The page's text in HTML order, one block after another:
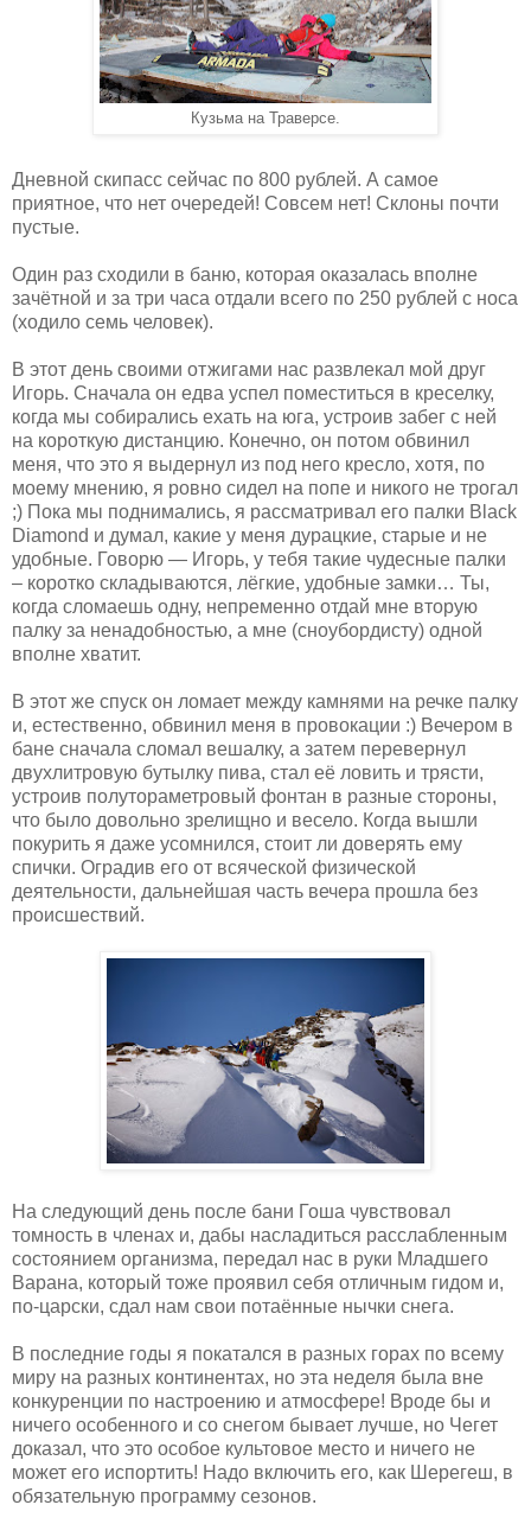
Кузьма на Траверсе.
Дневной скипасс сейчас по 800 рублей. А самое
приятное, что нет очередей! Совсем нет! Склоны почти
пустые.
Один раз сходили в баню, которая оказалась вполне
зачётной и за три часа отдали всего по 250 рублей с носа
(ходило семь человек).
В этот день своими отжигами нас развлекал мой друг
Игорь. Сначала он едва успел поместиться в креселку,
когда мы собирались ехать на юга, устроив забег с ней
на короткую дистанцию. Конечно, он потом обвинил
меня, что это я выдернул из под него кресло, хотя, по
моему мнению, я ровно сидел на попе и никого не трогал
;) Пока мы поднимались, я рассматривал его палки Black
Diamond и думал, какие у меня дурацкие, старые и не
удобные. Говорю — Игорь, у тебя такие чудесные палки
– коротко складываются, лёгкие, удобные замки… Ты,
когда сломаешь одну, непременно отдай мне вторую
палку за ненадобностью, а мне (сноубордисту) одной
вполне хватит.
В этот же спуск он ломает между камнями на речке палку
и, естественно, обвинил меня в провокации :) Вечером в
бане сначала сломал вешалку, а затем перевернул
двухлитровую бутылку пива, стал её ловить и трясти,
устроив полутораметровый фонтан в разные стороны,
что было довольно зрелищно и весело. Когда вышли
покурить я даже усомнился, стоит ли доверять ему
спички. Оградив его от всяческой физической
деятельности, дальнейшая часть вечера прошла без
происшествий.
На следующий день после бани Гоша чувствовал
томность в членах и, дабы насладиться расслабленным
состоянием организма, передал нас в руки Младшего
Варана, который тоже проявил себя отличным гидом и,
по-царски, сдал нам свои потаённые нычки снега.
В последние годы я покатался в разных горах по всему
миру на разных континентах, но эта неделя была вне
конкуренции по настроению и атмосфере! Вроде бы и
ничего особенного и со снегом бывает лучше, но Чегет
доказал, что это особое культовое место и ничего не
может его испортить! Надо включить его, как Шерегеш, в
обязательную программу сезонов.